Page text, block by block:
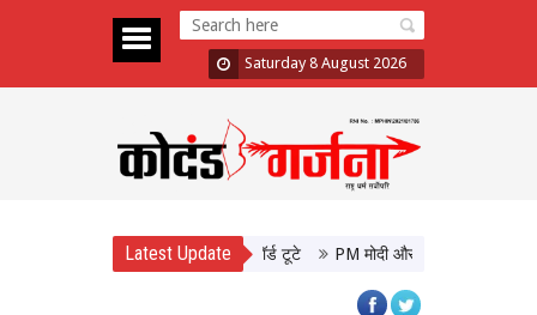
Saturday 8 August 2026
Latest Update
तूफान, 48 घंटे में 10 फिल्मों के रिकॉर्ड टूटे PM मोदी और CM योगी की मुलाकात,